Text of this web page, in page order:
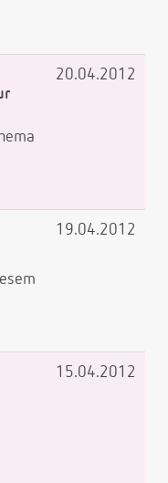
20.04.2012
19.04.2012
15.04.2012